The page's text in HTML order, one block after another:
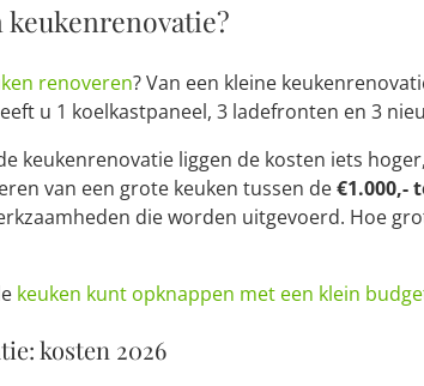
keukenrenovatie?
renoveren? Van een kleine
u 1 koelkastpaneel, 3 ladefronten en 3
keukenrenovatie liggen de kosten iets
van een grote keuken tussen de€1.000,-
die worden uitgevoerd. Hoe
keuken kunt opknappen met een klein
kosten 2026